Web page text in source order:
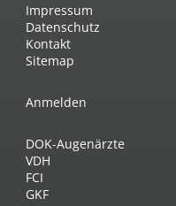
Impressum
Datenschutz
Kontakt
Sitemap
Anmelden
DOK-Augenärzte
VDH
FCI
GKF